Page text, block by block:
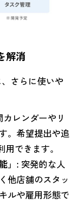
解消
さらに使いや
カレンダーやリ
。希望提出や追
できます。
: 突発的な人
他店舗のスタッ
ルや雇用形態で